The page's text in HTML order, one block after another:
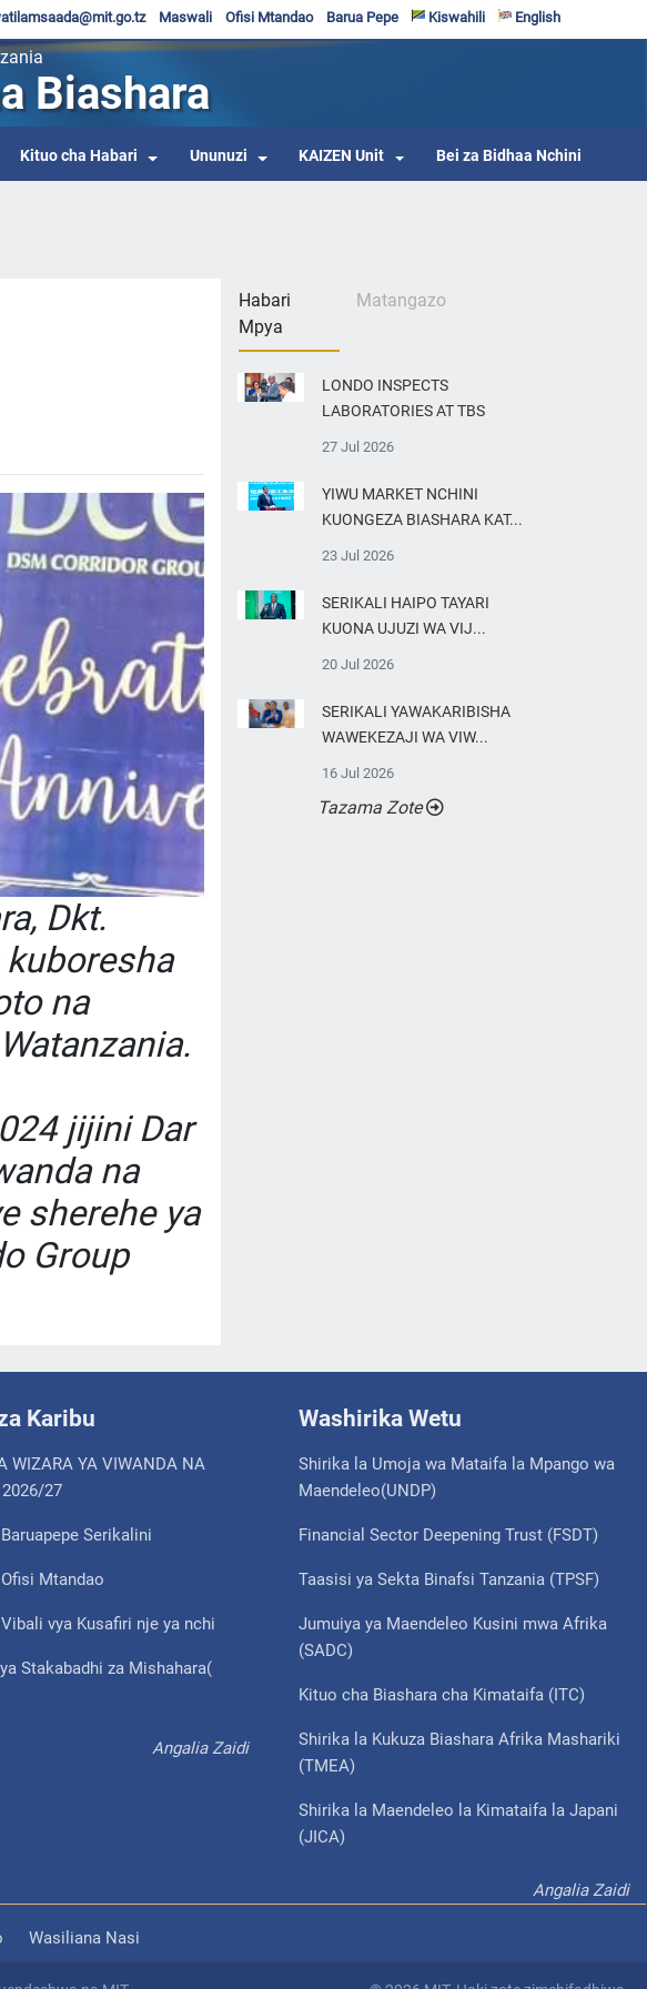
English
Kiswahili
Barua Pepe
Ofisi Mtandao
Maswali
Biashara
Kituo cha Habari Ununuzi KAIZEN Unit Bei za Bidhaa Nchini
Dkt.
na
jijini Dar
na
sherehe ya
Group
Habari
Mpya
Matangazo
LONDO INSPECTS
LABORATORIES AT TBS
27 Jul 2026
YIWU MARKET NCHINI
KUONGEZA BIASHARA KAT...
23 Jul 2026
SERIKALI HAIPO TAYARI
KUONA UJUZI WA VIJ...
20 Jul 2026
SERIKALI YAWAKARIBISHA
WAWEKEZAJI WA VIW...
16 Jul 2026
Tazama Zote
Karibu
WIZARA YA VIWANDA NA
2026/27
Serikalini
Mtandao
vya Kusafiri nje ya nchi
Stakabadhi za Mishahara(
Angalia Zaidi
Washirika Wetu
Shirika la Umoja wa Mataifa la Mpango wa
Maendeleo(UNDP)
Financial Sector Deepening Trust (FSDT)
Taasisi ya Sekta Binafsi Tanzania (TPSF)
Jumuiya ya Maendeleo Kusini mwa Afrika
(SADC)
Kituo cha Biashara cha Kimataifa (ITC)
Shirika la Kukuza Biashara Afrika Mashariki
(TMEA)
Shirika la Maendeleo la Kimataifa la Japani
(JICA)
Angalia Zaidi
Wasiliana Nasi